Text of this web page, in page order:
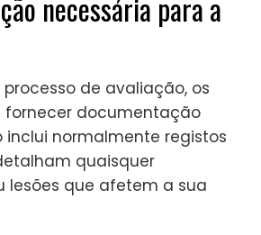
de avaliação, os
documentação
inclui normalmente registos
quaisquer
lesões que afetem a sua